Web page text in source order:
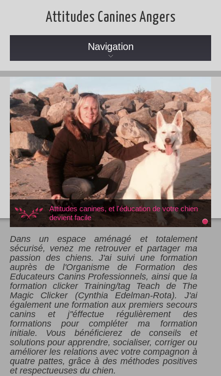
Attitudes Canines Angers
Navigation
Attitudes canines, et l'éducation de votre chien
devient facile
Dans un espace aménagé et totalement
sécurisé, venez me retrouver et partager ma
passion des chiens. J'ai suivi une formation
auprès de l'Organisme de Formation des
Educateurs Canins Professionnels, ainsi que la
formation clicker Training/tag Teach de The
Magic Clicker (Cynthia Edelman-Rota). J'ai
également une formation aux premiers secours
canins et j''éffectue régulièrement des
formations pour compléter ma formation
initiale. Vous bénéficierez de conseils et
solutions pour apprendre, socialiser, corriger ou
améliorer les relations avec votre compagnon à
quatre pattes, grâce à des méthodes positives
et respectueuses du chien.